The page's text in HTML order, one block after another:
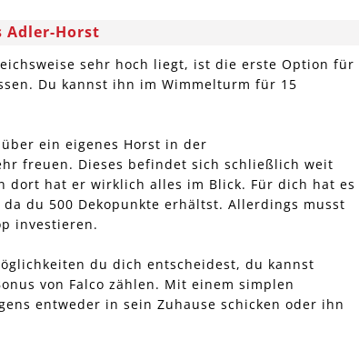
Adler-Horst
sehr hoch liegt, ist die erste Option für
Du kannst ihn im Wimmelturm für 15
ein eigenes Horst in der
freuen. Dieses befindet sich schließlich weit
dort hat er wirklich alles im Blick. Für dich hat es
du 500 Dekopunkte erhältst. Allerdings musst
investieren.
du dich entscheidest, du kannst
von Falco zählen. Mit einem simplen
entweder in sein Zuhause schicken oder ihn